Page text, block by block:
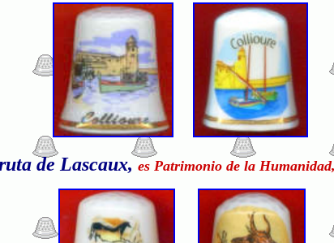
de Lascaux, es Patrimonio de la